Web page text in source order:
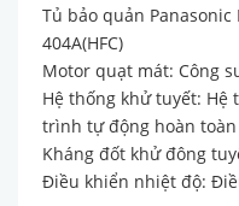
Tủ bảo quản Panasonic
404A(HFC)
Motor quạt mát: Công
Hệ thống khử tuyết: Hệ
trình tự động hoàn toàn
Kháng đốt khử đông
Điều khiển nhiệt độ: